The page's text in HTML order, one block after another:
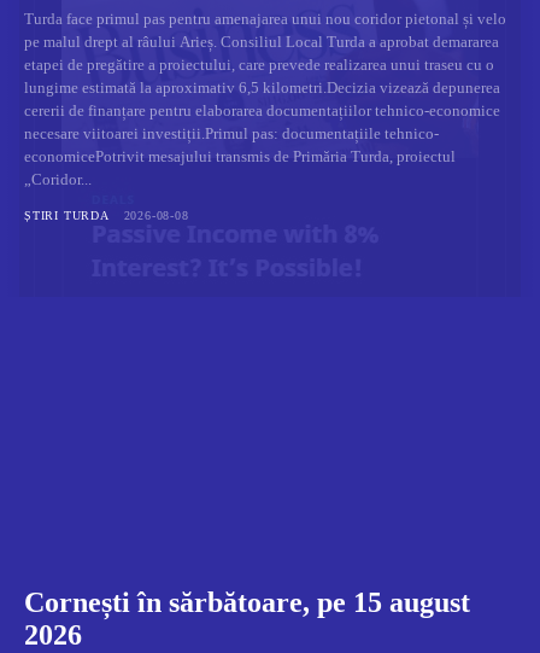
Turda face primul pas pentru amenajarea unui nou coridor pietonal și velo
pe malul drept al râului Arieș. Consiliul Local Turda a aprobat demararea
etapei de pregătire a proiectului, care prevede realizarea unui traseu cu o
lungime estimată la aproximativ 6,5 kilometri.Decizia vizează depunerea
cererii de finanțare pentru elaborarea documentațiilor tehnico-economice
necesare viitoarei investiții.Primul pas: documentațiile tehnico-
economicePotrivit mesajului transmis de Primăria Turda, proiectul
„Coridor...
ȘTIRI TURDA 2026-08-08
Cornești în sărbătoare, pe 15 august
2026